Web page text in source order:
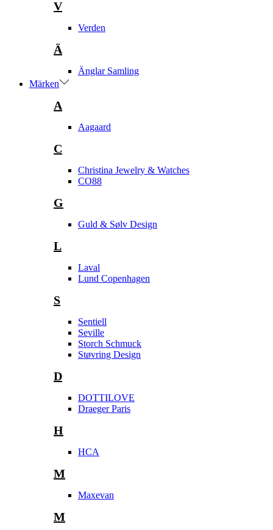
V
Verden
Ä
Änglar Samling
Märken
A
Aagaard
C
Christina Jewelry & Watches
CO88
G
Guld & Sølv Design
L
Laval
Lund Copenhagen
S
Sentiell
Seville
Storch Schmuck
Støvring Design
D
DOTTILOVE
Draeger Paris
H
HCA
M
Maxevan
M